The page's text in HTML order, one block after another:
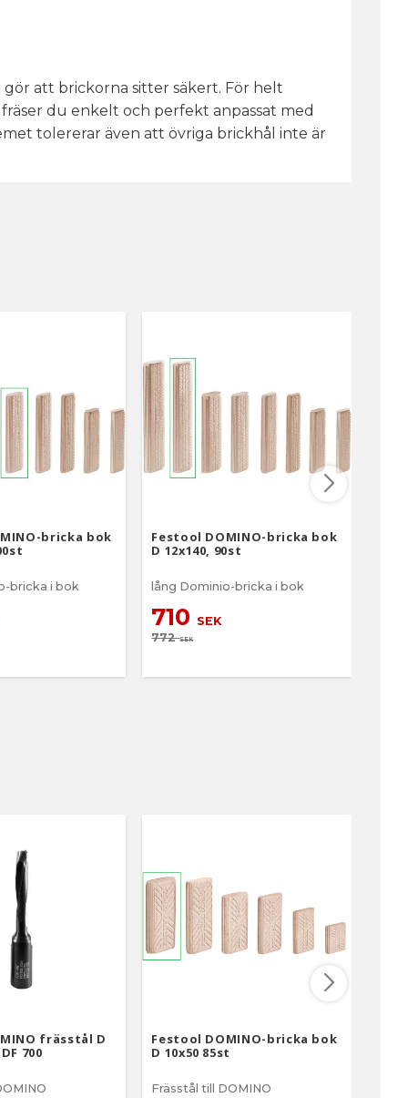
att brickorna sitter säkert. För helt
du enkelt och perfekt anpassat med
tolererar även att övriga brickhål inte är
bricka bok
bricka i bok
Festool DOMINO-bricka bok
D 12x140, 90st
lång Dominio-bricka i bok
710 SEK
772SEK
frässtål D
700
Festool DOMINO-bricka bok
D 10x50 85st
Frässtål till DOMINO